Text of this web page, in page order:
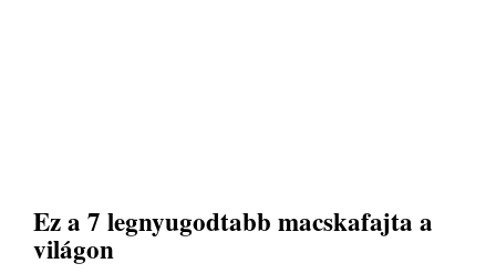
Ez a 7 legnyugodtabb macskafajta a
világon